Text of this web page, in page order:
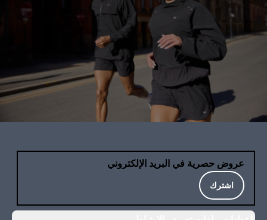
عروض حصرية في البريد الإلكتروني
اشترك